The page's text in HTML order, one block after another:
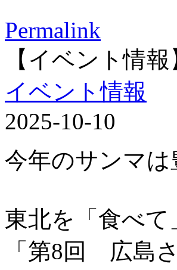
Permalink
【イベント情
イベント情報
2025-10-10
今年のサンマ
東北を「食べて
「第8回 広島